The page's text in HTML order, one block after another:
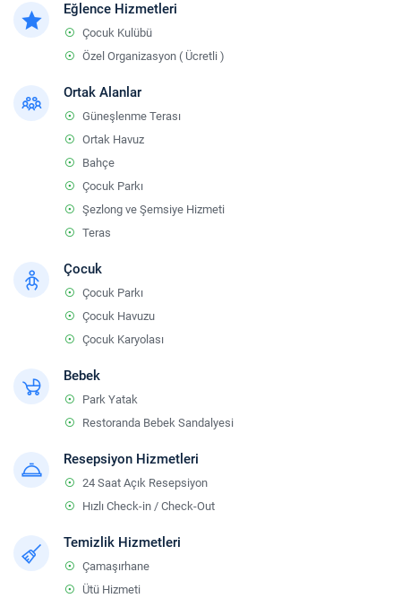
Eğlence Hizmetleri
Çocuk Kulübü
Özel Organizasyon ( Ücretli )
Ortak Alanlar
Güneşlenme Terası
Ortak Havuz
Bahçe
Çocuk Parkı
Şezlong ve Şemsiye Hizmeti
Teras
Çocuk
Çocuk Parkı
Çocuk Havuzu
Çocuk Karyolası
Bebek
Park Yatak
Restoranda Bebek Sandalyesi
Resepsiyon Hizmetleri
24 Saat Açık Resepsiyon
Hızlı Check-in / Check-Out
Temizlik Hizmetleri
Çamaşırhane
Ütü Hizmeti